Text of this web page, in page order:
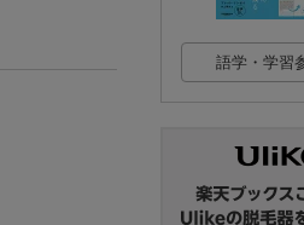
語学・学習